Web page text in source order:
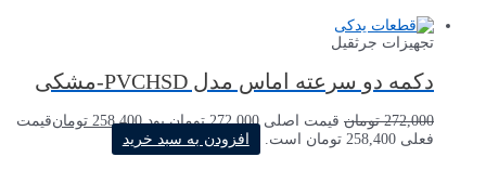
تجهیزات جرثقیل
دکمه دو سرعته اماس مدل PVCHSD-مشکی
272,000 تومان قیمت اصلی 272,000 تومان بود. 258,400 تومانقیمت
فعلی 258,400 تومان است.
افزودن به سبد خرید